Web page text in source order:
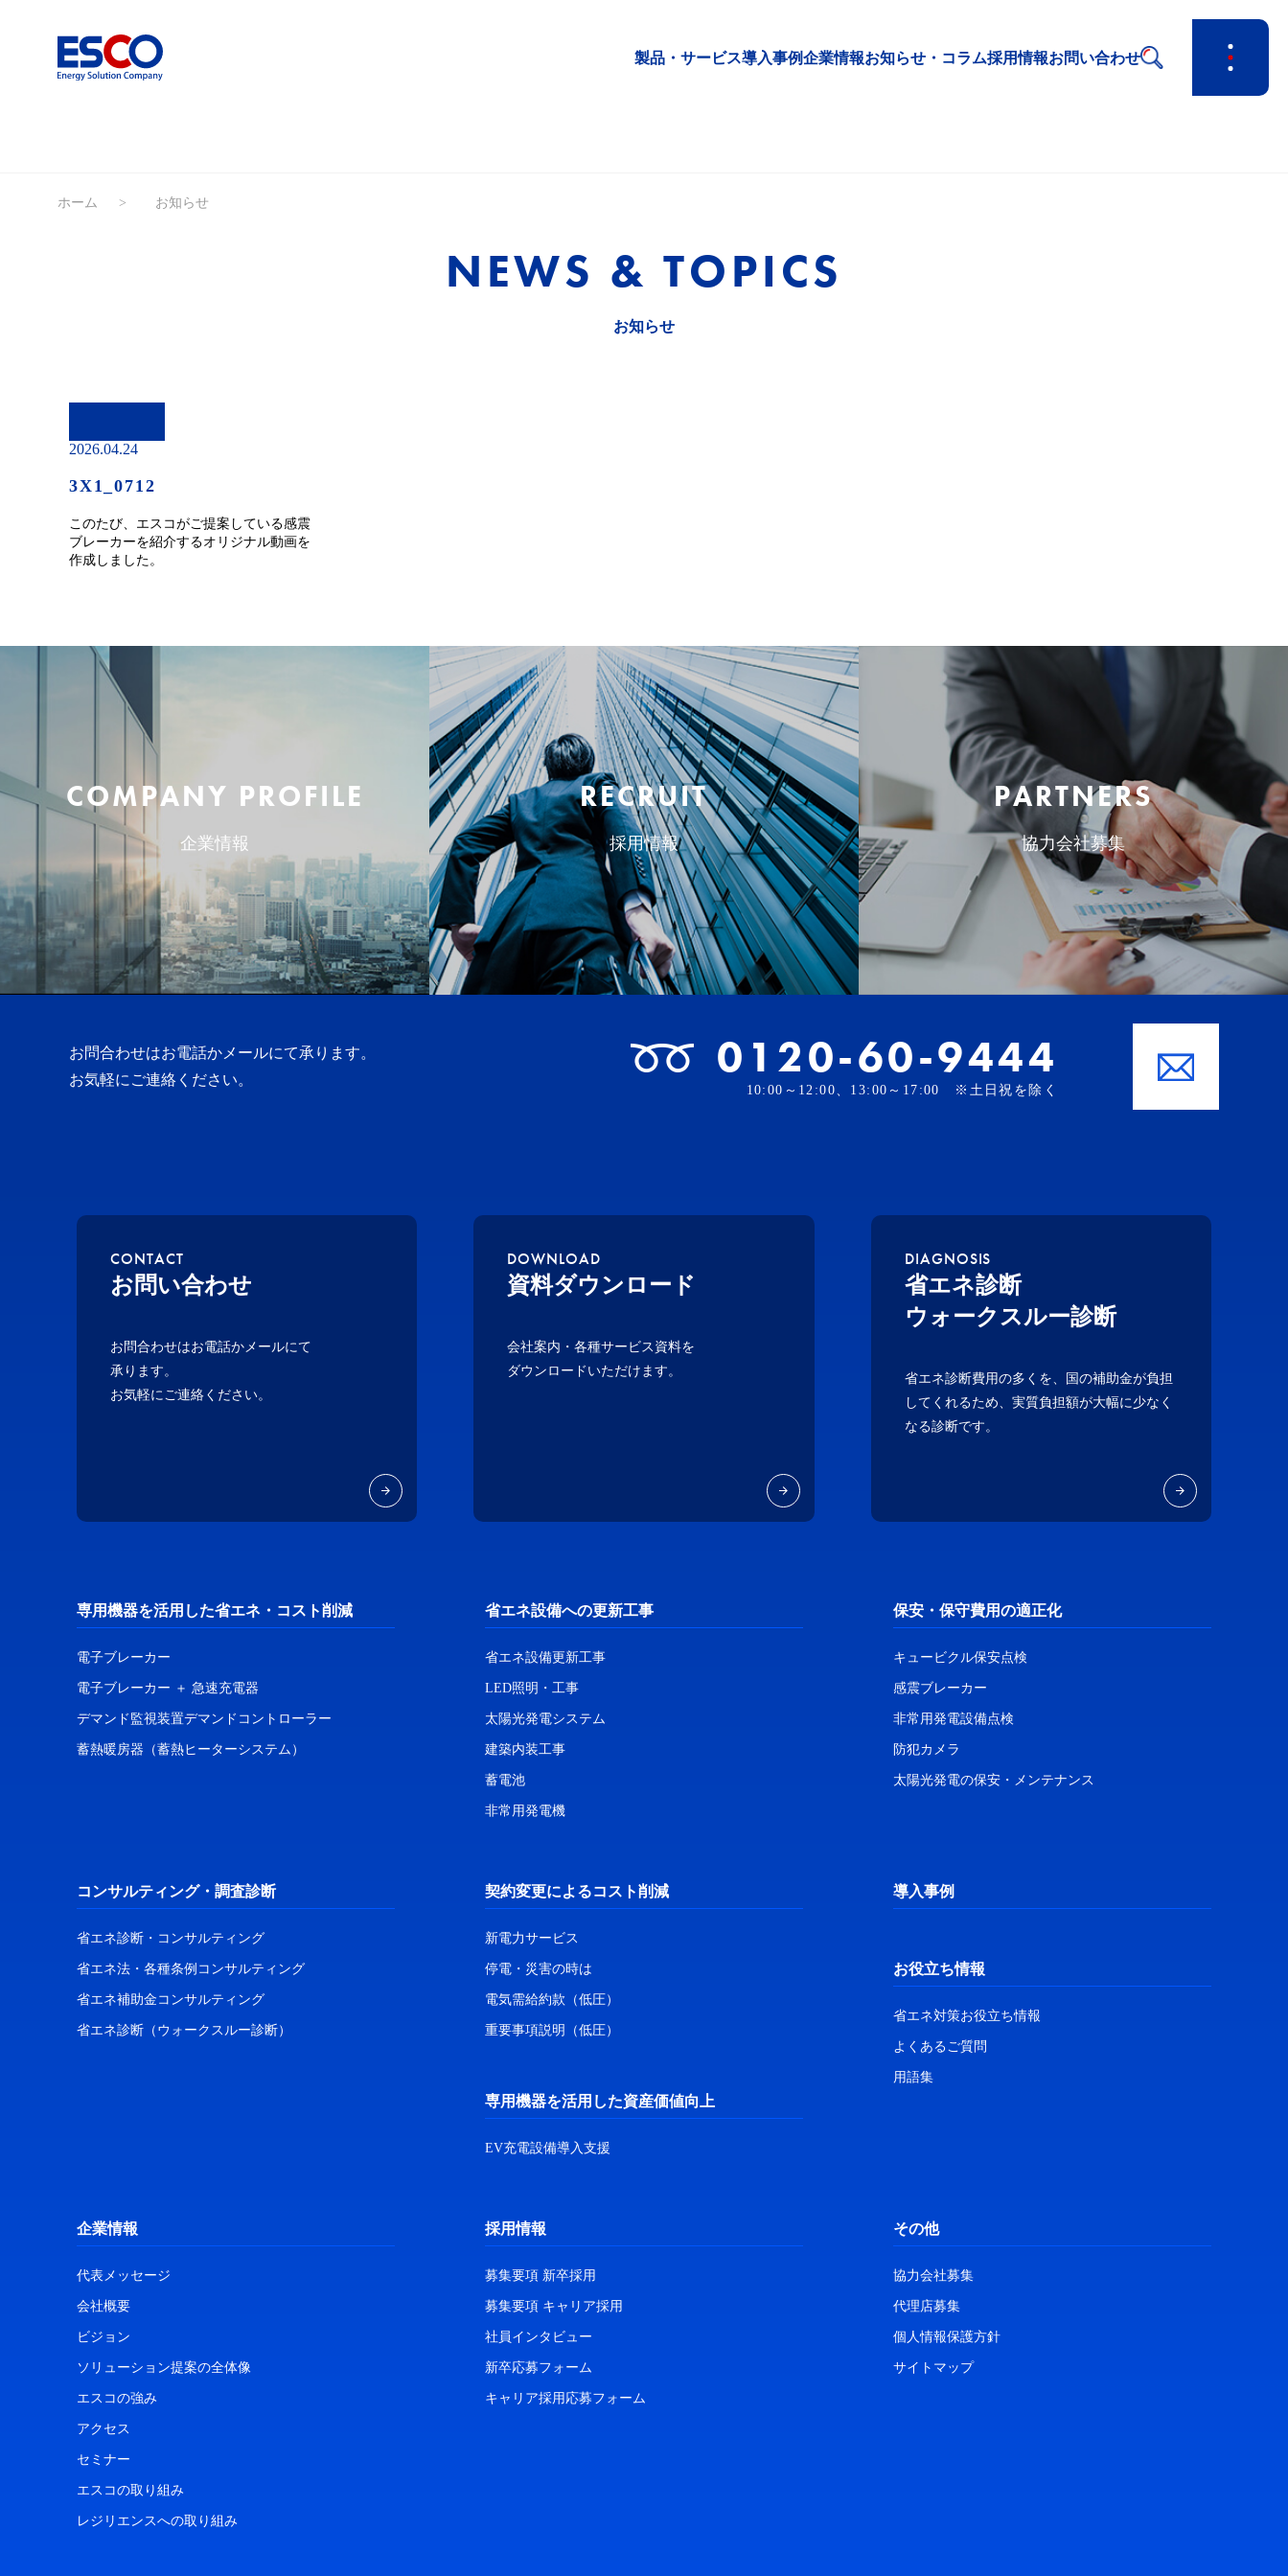
製品・サービス導入事例企業情報お知らせ・コラム採用情報お問い合わせ
ホーム お知らせ
NEWS & TOPICS
お知らせ
2026.04.24
3X1_0712
このたび、エスコがご提案している感震
ブレーカーを紹介するオリジナル動画を
作成しました。
COMPANY PROFILE
企業情報
RECRUIT
採用情報
PARTNERS
協力会社募集
お問合わせはお電話かメールにて承ります。
お気軽にご連絡ください。
0120-60-9444
10:00～12:00、13:00～17:00 ※土日祝を除く
CONTACT
お問い合わせ
お問合わせはお電話かメールにて
承ります。
お気軽にご連絡ください。
DOWNLOAD
資料ダウンロード
会社案内・各種サービス資料を
ダウンロードいただけます。
DIAGNOSIS
省エネ診断
ウォークスルー診断
省エネ診断費用の多くを、国の補助金が負担
してくれるため、実質負担額が大幅に少なく
なる診断です。
専用機器を活用した省エネ・コスト削減
電子ブレーカー
電子ブレーカー ＋ 急速充電器
デマンド監視装置デマンドコントローラー
蓄熱暖房器（蓄熱ヒーターシステム）
省エネ設備への更新工事
省エネ設備更新工事
LED照明・工事
太陽光発電システム
建築内装工事
蓄電池
非常用発電機
保安・保守費用の適正化
キュービクル保安点検
感震ブレーカー
非常用発電設備点検
防犯カメラ
太陽光発電の保安・メンテナンス
コンサルティング・調査診断
省エネ診断・コンサルティング
省エネ法・各種条例コンサルティング
省エネ補助金コンサルティング
省エネ診断（ウォークスルー診断）
契約変更によるコスト削減
新電力サービス
停電・災害の時は
電気需給約款（低圧）
重要事項説明（低圧）
専用機器を活用した資産価値向上
EV充電設備導入支援
導入事例
お役立ち情報
省エネ対策お役立ち情報
よくあるご質問
用語集
企業情報
代表メッセージ
会社概要
ビジョン
ソリューション提案の全体像
エスコの強み
アクセス
セミナー
エスコの取り組み
レジリエンスへの取り組み
採用情報
募集要項 新卒採用
募集要項 キャリア採用
社員インタビュー
新卒応募フォーム
キャリア採用応募フォーム
その他
協力会社募集
代理店募集
個人情報保護方針
サイトマップ